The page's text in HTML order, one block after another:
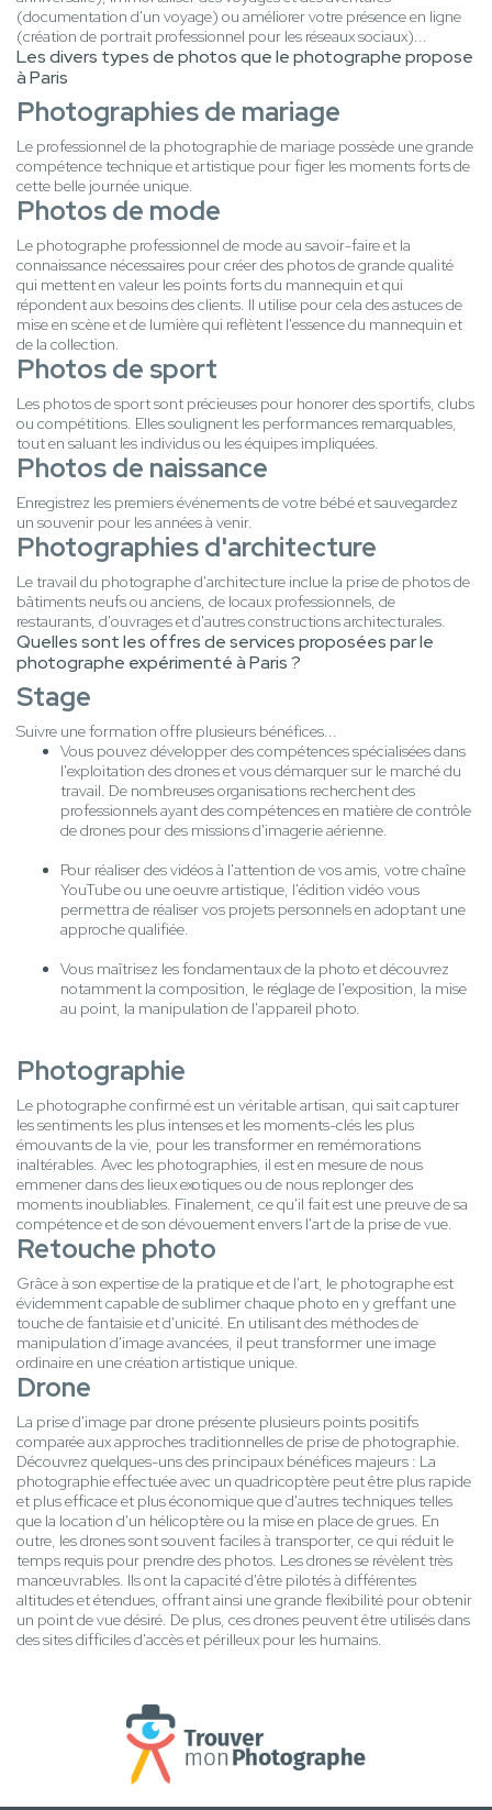
(documentation d'un voyage) ou améliorer votre présence en ligne
(création de portrait professionnel pour les réseaux sociaux)...
Les divers types de photos que le photographe propose
à Paris
Photographies de mariage
Le professionnel de la photographie de mariage possède une grande
compétence technique et artistique pour figer les moments forts de
cette belle journée unique.
Photos de mode
Le photographe professionnel de mode au savoir-faire et la
connaissance nécessaires pour créer des photos de grande qualité
qui mettent en valeur les points forts du mannequin et qui
répondent aux besoins des clients. Il utilise pour cela des astuces de
mise en scène et de lumière qui reflètent l'essence du mannequin et
de la collection.
Photos de sport
Les photos de sport sont précieuses pour honorer des sportifs, clubs
ou compétitions. Elles soulignent les performances remarquables,
tout en saluant les individus ou les équipes impliquées.
Photos de naissance
Enregistrez les premiers événements de votre bébé et sauvegardez
un souvenir pour les années à venir.
Photographies d'architecture
Le travail du photographe d'architecture inclue la prise de photos de
bâtiments neufs ou anciens, de locaux professionnels, de
restaurants, d'ouvrages et d'autres constructions architecturales.
Quelles sont les offres de services proposées par le
photographe expérimenté à Paris ?
Stage
Suivre une formation offre plusieurs bénéfices...
Vous pouvez développer des compétences spécialisées dans
l'exploitation des drones et vous démarquer sur le marché du
travail. De nombreuses organisations recherchent des
professionnels ayant des compétences en matière de contrôle
de drones pour des missions d'imagerie aérienne.
Pour réaliser des vidéos à l'attention de vos amis, votre chaîne
YouTube ou une oeuvre artistique, l'édition vidéo vous
permettra de réaliser vos projets personnels en adoptant une
approche qualifiée.
Vous maîtrisez les fondamentaux de la photo et découvrez
notamment la composition, le réglage de l'exposition, la mise
au point, la manipulation de l'appareil photo.
Photographie
Le photographe confirmé est un véritable artisan, qui sait capturer
les sentiments les plus intenses et les moments-clés les plus
émouvants de la vie, pour les transformer en remémorations
inaltérables. Avec les photographies, il est en mesure de nous
emmener dans des lieux exotiques ou de nous replonger des
moments inoubliables. Finalement, ce qu'il fait est une preuve de sa
compétence et de son dévouement envers l'art de la prise de vue.
Retouche photo
Grâce à son expertise de la pratique et de l'art, le photographe est
évidemment capable de sublimer chaque photo en y greffant une
touche de fantaisie et d'unicité. En utilisant des méthodes de
manipulation d'image avancées, il peut transformer une image
ordinaire en une création artistique unique.
Drone
La prise d'image par drone présente plusieurs points positifs
comparée aux approches traditionnelles de prise de photographie.
Découvrez quelques-uns des principaux bénéfices majeurs : La
photographie effectuée avec un quadricoptère peut être plus rapide
et plus efficace et plus économique que d'autres techniques telles
que la location d'un hélicoptère ou la mise en place de grues. En
outre, les drones sont souvent faciles à transporter, ce qui réduit le
temps requis pour prendre des photos. Les drones se révèlent très
manœuvrables. Ils ont la capacité d'être pilotés à différentes
altitudes et étendues, offrant ainsi une grande flexibilité pour obtenir
un point de vue désiré. De plus, ces drones peuvent être utilisés dans
des sites difficiles d'accès et périlleux pour les humains.